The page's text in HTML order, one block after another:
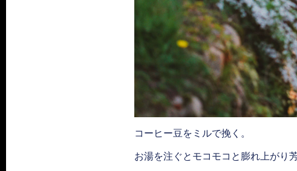
コーヒー豆をミルで挽く。
お湯を注ぐとモコモコと膨れ上がり